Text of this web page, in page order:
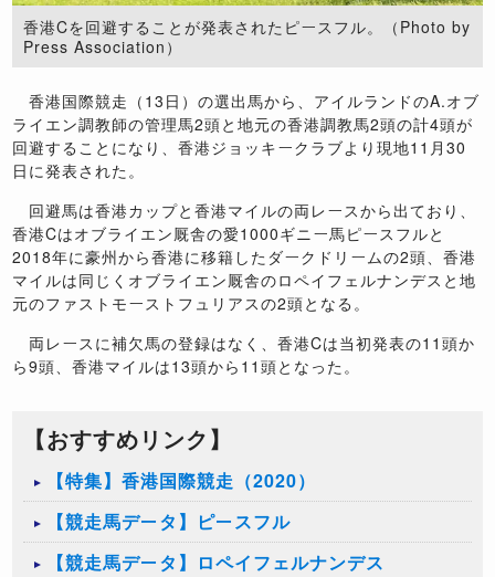
香港Cを回避することが発表されたピースフル。（Photo by
Press Association）
香港国際競走（13日）の選出馬から、アイルランドのA.オブ
ライエン調教師の管理馬2頭と地元の香港調教馬2頭の計4頭が
回避することになり、香港ジョッキークラブより現地11月30
日に発表された。
回避馬は香港カップと香港マイルの両レースから出ており、
香港Cはオブライエン厩舎の愛1000ギニー馬ピースフルと
2018年に豪州から香港に移籍したダークドリームの2頭、香港
マイルは同じくオブライエン厩舎のロペイフェルナンデスと地
元のファストモーストフュリアスの2頭となる。
両レースに補欠馬の登録はなく、香港Cは当初発表の11頭か
ら9頭、香港マイルは13頭から11頭となった。
【おすすめリンク】
【特集】香港国際競走（2020）
【競走馬データ】ピースフル
【競走馬データ】ロペイフェルナンデス